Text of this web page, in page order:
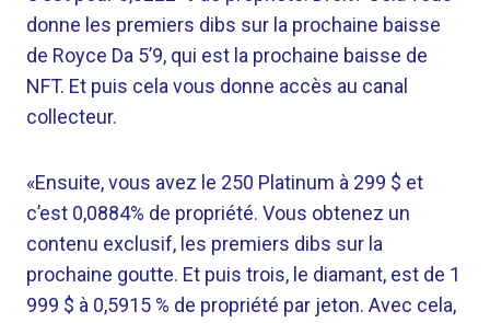
donne les premiers dibs sur la prochaine baisse
de Royce Da 5’9, qui est la prochaine baisse de
NFT. Et puis cela vous donne accès au canal
collecteur.
«Ensuite, vous avez le 250 Platinum à 299 $ et
c’est 0,0884% de propriété. Vous obtenez un
contenu exclusif, les premiers dibs sur la
prochaine goutte. Et puis trois, le diamant, est de 1
999 $ à 0,5915 % de propriété par jeton. Avec cela,